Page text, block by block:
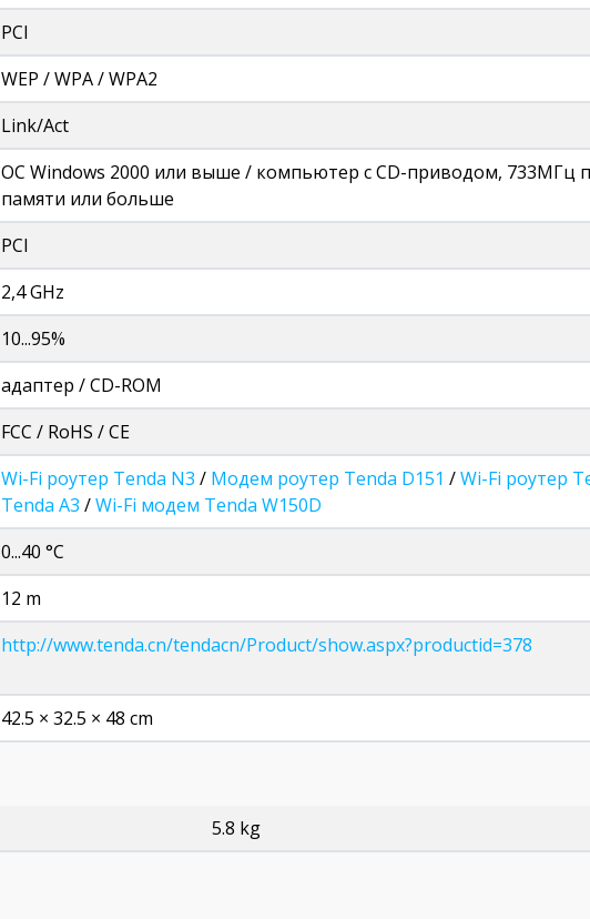
PCI
WEP / WPA / WPA2
Link/Act
ОС Windows 2000 или выше / компьютер с CD-приводом, 733МГц
памяти или больше
PCI
2,4 GHz
10...95%
адаптер / CD-ROM
FCC / RoHS / CE
Wi-Fi роутер Tenda N3 / Модем роутер Tenda D151 /Wi-Fi роутер
Tenda A3 /Wi-Fi модем Tenda W150D
0...40 °C
12 m
http://www.tenda.cn/tendacn/Product/show.aspx?productid=378
42.5 × 32.5 × 48 cm
5.8 kg